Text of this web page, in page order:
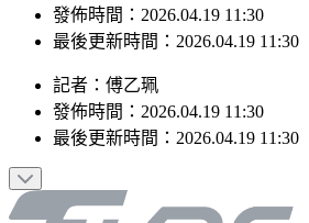
發佈時間：2026.04.19 11:30
最後更新時間：2026.04.19 11:30
記者 ： 傅乙珮
發佈時間： 2026.04.19 11:30
最後更新時間： 2026.04.19 11:30